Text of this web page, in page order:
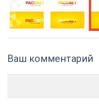
Ваш комментарий